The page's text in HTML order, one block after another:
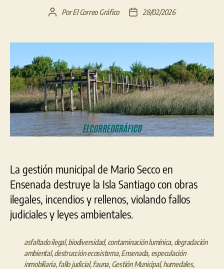
Autor
entrada
PorEl Correo Gráfico
Fecha
entrada
28/02/2026
La gestión municipal de Mario Secco en
Ensenada destruye la Isla Santiago con obras
ilegales, incendios y rellenos, violando fallos
judiciales y leyes ambientales.
asfaltado ilegal,biodiversidad, contaminación lumínica, degradación
ambiental,destrucción ecosistema,Ensenada, especulación
inmobiliaria,fallo judicial,fauna, Gestión Municipal,humedales,